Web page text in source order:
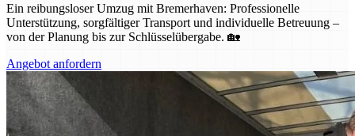
Ein reibungsloser Umzug mit Bremerhaven: Professionelle
Unterstützung, sorgfältiger Transport und individuelle Betreuung –
von der Planung bis zur Schlüsselübergabe. 🏡
Angebot anfordern